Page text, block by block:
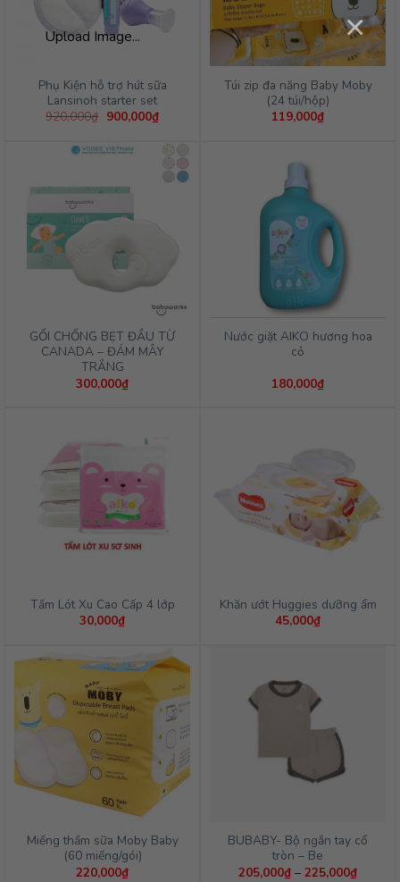
Upload Image... ×
Phụ Kiện hỗ trợ hút sữa
Lansinoh starter set
920,000₫ Giá
920,000₫.
900,000₫Giá
hiện
là:
900,000₫.
Túi zip đa năng Baby Moby
(24 túi/hộp)
119,000₫
GỐI CHỐNG BẸT ĐẦU TỪ
CANADA – ĐÁM MÂY
TRẮNG
300,000₫
Nước giặt AIKO hương hoa
cỏ
180,000₫
Tấm Lót Xu Cao Cấp 4 lớp
30,000₫
Khăn ướt Huggies dưỡng ẩm
45,000₫
Miếng thấm sữa Moby Baby
(60 miếng/gói)
220,000₫
BUBABY- Bộ ngắn tay cổ
tròn – Be
205,000₫ – 225,000₫Khoảng